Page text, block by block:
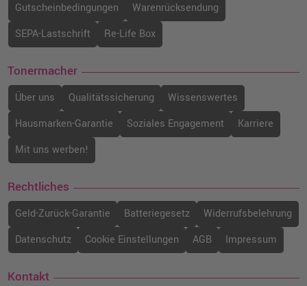
Gutscheinbedingungen
Warenrücksendung
SEPA-Lastschrift
Re-Life Box
Tonermacher
Über uns Qualitätssicherung
Wissenswertes
Hausmarken-Garantie
Soziales Engagement
Karriere
Mit uns werben!
Rechtliches
Geld-Zurück-Garantie Batteriegesetz
Widerrufsbelehrung
Datenschutz
Cookie Einstellungen AGB Impressum
Kontakt